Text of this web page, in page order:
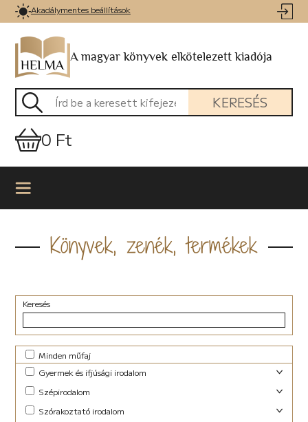
Akadálymentes beállítások
A magyar könyvek elkötelezett kiadója
KERESÉS
0 Ft
Könyvek, zenék, termékek
Keresés
Minden műfaj
Gyermek és ifjúsági irodalom
Foglalkoztató (29)
Ifjúsági (Young Adult) (48)
Szépirodalom
Családregény (3)
Szórakoztató irodalom